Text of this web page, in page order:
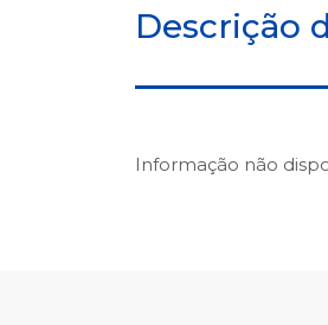
Descrição
Informação não